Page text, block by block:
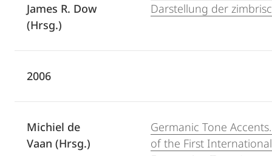
James R. Dow
(Hrsg.)
Darstellung der
2006
Michiel de
Vaan (Hrsg.)
Germanic Tone
of the First